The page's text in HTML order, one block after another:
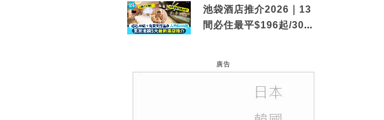
池袋酒店推介2026｜13
間必住最平$196起/30秒
廣告